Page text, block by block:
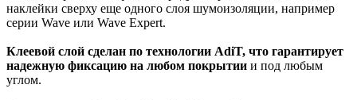
наклейки сверху еще одного слоя шумоизоляции, например
серии Wave или Wave Expert.
Клеевой слой сделан по технологии AdiT, что гарантирует
надежную фиксацию на любом покрытии и под любым
углом.